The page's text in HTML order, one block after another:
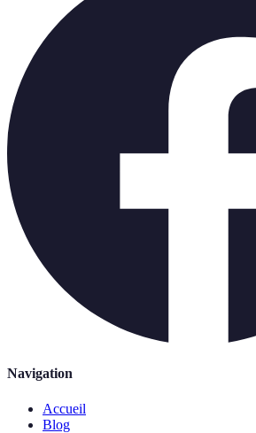
Navigation
Accueil
Blog